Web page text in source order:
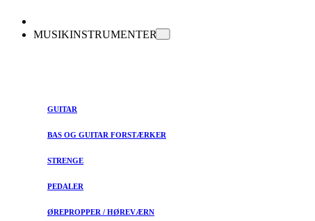
MUSIKINSTRUMENTER
GUITAR
BAS OG GUITAR FORSTÆRKER
STRENGE
PEDALER
ØREPROPPER / HØREVÆRN